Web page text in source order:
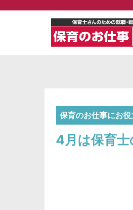
保育のお仕事にお役
4月は保育士